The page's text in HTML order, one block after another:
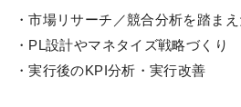
・市場リサーチ／競合分析を踏ま
・PL設計やマネタイズ戦略づくり
・実行後のKPI分析・実行改善